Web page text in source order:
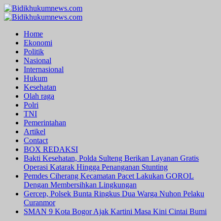
Skip
to
Primary
Home
Ekonomi
Politik
Nasional
Internasional
Hukum
Kesehatan
Olah raga
Polri
TNI
Pemerintahan
Artikel
Contact
BOX REDAKSI
Bakti Kesehatan, Polda Sulteng Berikan Layanan Gratis
Operasi Katarak Hingga Penanganan Stunting
Pemdes Ciherang Kecamatan Pacet Lakukan GOROL
Dengan Membersihkan Lingkungan
Gercep, Polsek Bunta Ringkus Dua Warga Nuhon Pelaku
Curanmor
SMAN 9 Kota Bogor Ajak Kartini Masa Kini Cintai Bumi